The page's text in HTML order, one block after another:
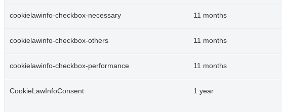
cookielawinfo-checkbox-necessary 11 months
cookielawinfo-checkbox-others 11 months
cookielawinfo-checkbox-performance 11 months
CookieLawInfoConsent 1 year